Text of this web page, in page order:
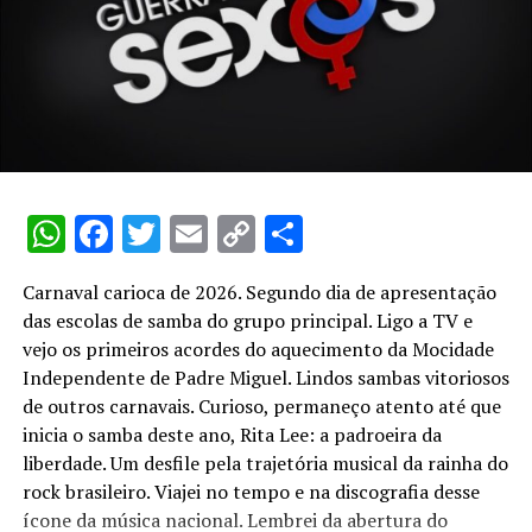
WhatsApp
Facebook
Twitter
Email
CopyShare
Carnaval carioca de 2026. Segundo dia de apresentação
das escolas de samba do grupo principal. Ligo a TV e
vejo os primeiros acordes do aquecimento da Mocidade
Independente de Padre Miguel. Lindos sambas vitoriosos
de outros carnavais. Curioso, permaneço atento até que
inicia o samba deste ano, Rita Lee: a padroeira da
liberdade. Um desfile pela trajetória musical da rainha do
rock brasileiro. Viajei no tempo e na discografia desse
ícone da música nacional. Lembrei da abertura do